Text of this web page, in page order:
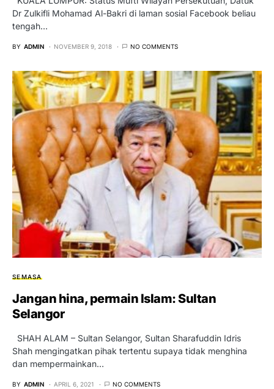
Dr Zulkifli Mohamad Al-Bakri di laman sosial Facebook beliau
tengah…
BY ADMIN NOVEMBER 9, 2018 NO COMMENTS
SEMASA
Jangan hina, permain Islam: Sultan
Selangor
SHAH ALAM – Sultan Selangor, Sultan Sharafuddin Idris
Shah mengingatkan pihak tertentu supaya tidak menghina
dan mempermainkan…
BY ADMIN APRIL 6, 2021 NO COMMENTS